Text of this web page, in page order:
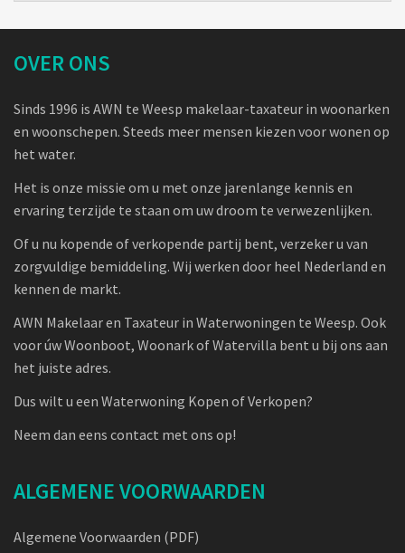
OVER ONS
Sinds 1996 is AWN te Weesp makelaar-taxateur in woonarken
en woonschepen. Steeds meer mensen kiezen voor wonen op
het water.
Het is onze missie om u met onze jarenlange kennis en
ervaring terzijde te staan om uw droom te verwezenlijken.
Of u nu kopende of verkopende partij bent, verzeker u van
zorgvuldige bemiddeling. Wij werken door heel Nederland en
kennen de markt.
AWN Makelaar en Taxateur in Waterwoningen te Weesp. Ook
voor úw Woonboot, Woonark of Watervilla bent u bij ons aan
het juiste adres.
Dus wilt u een Waterwoning Kopen of Verkopen?
Neem dan eens contact met ons op!
ALGEMENE VOORWAARDEN
Algemene Voorwaarden (PDF)